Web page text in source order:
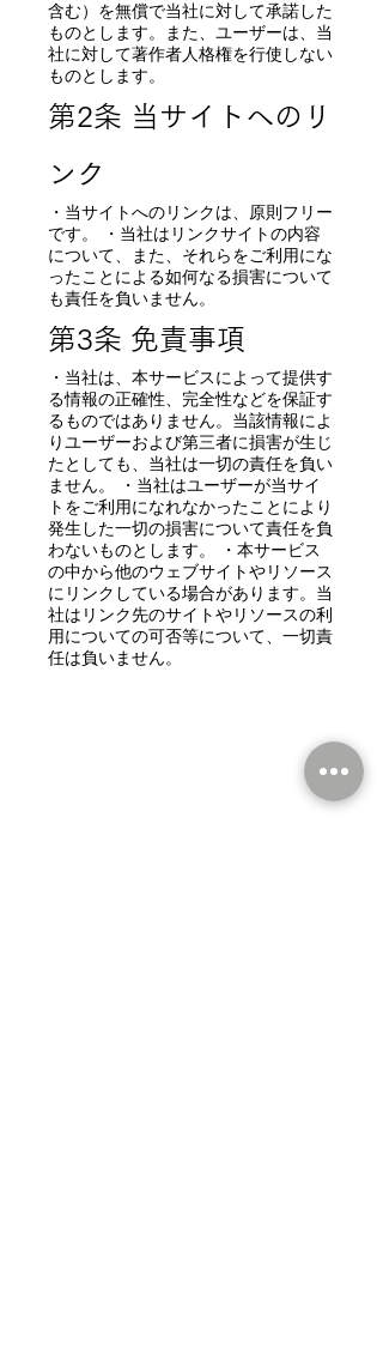
含む）を無償で当社に対して承諾した
ものとします。また、ユーザーは、当
社に対して著作者人格権を行使しない
ものとします。
第2条 当サイトへのリ
ンク
・当サイトへのリンクは、原則フリー
です。 ・当社はリンクサイトの内容
について、また、それらをご利用にな
ったことによる如何なる損害について
も責任を負いません。
第3条 免責事項
・当社は、本サービスによって提供す
る情報の正確性、完全性などを保証す
るものではありません。当該情報によ
りユーザーおよび第三者に損害が生じ
たとしても、当社は一切の責任を負い
ません。 ・当社はユーザーが当サイ
トをご利用になれなかったことにより
発生した一切の損害について責任を負
わないものとします。 ・本サービス
の中から他のウェブサイトやリソース
にリンクしている場合があります。当
社はリンク先のサイトやリソースの利
用についての可否等について、一切責
任は負いません。